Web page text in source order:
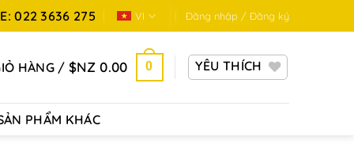
022 3636 275 VI Đăng nhập / Đăng ký
HÀNG / $NZ0.00 0 YÊU THÍCH
PHẨM KHÁC